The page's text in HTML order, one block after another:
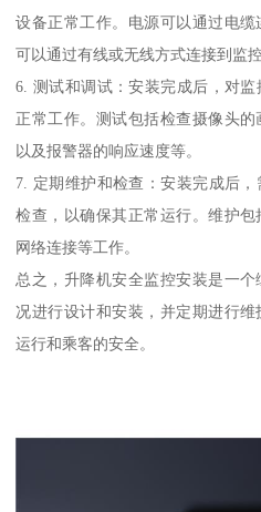
设备正常工作。电源可以通过电
可以通过有线或无线方式连接到监
6. 测试和调试：安装完成后，对
正常工作。测试包括检查摄像头
以及报警器的响应速度等。
7. 定期维护和检查：安装完成后
检查，以确保其正常运行。维护
网络连接等工作。
总之，升降机安全监控安装是一
况进行设计和安装，并定期进行
运行和乘客的安全。